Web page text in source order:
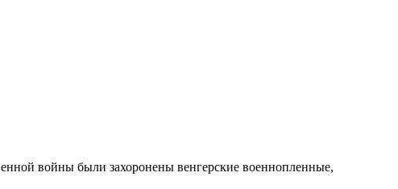
войны были захоронены венгерские военнопленные,